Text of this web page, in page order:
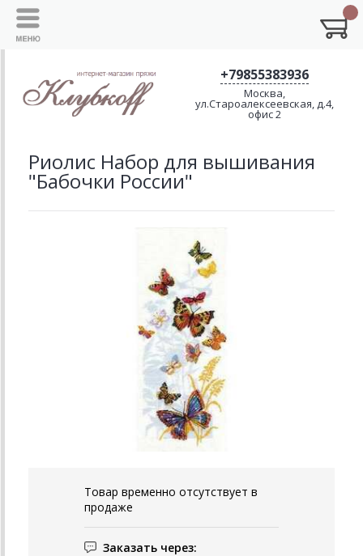
+79855383936
Москва,
ул.Староалексеевская, д.4,
офис 2
Риолис Набор для вышивания
"Бабочки России"
Товар временно отсутствует в
продаже
Заказать через: